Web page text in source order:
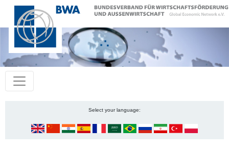
Select your language: